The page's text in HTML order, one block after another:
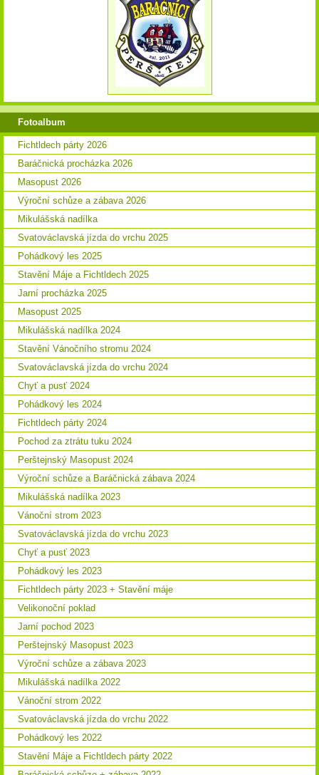
Fotoalbum
Fichtldech párty 2026
Baráčnická procházka 2026
Masopust 2026
Výroční schůze a zábava 2026
Mikulášská nadílka
Svatováclavská jízda do vrchu 2025
Pohádkový les 2025
Stavění Máje a Fichtldech 2025
Jarní procházka 2025
Masopust 2025
Mikulášská nadílka 2024
Stavění Vánočního stromu 2024
Svatováclavská jízda do vrchu 2024
Chyť a pusť 2024
Pohádkový les 2024
Fichtldech párty 2024
Pochod za ztrátu tuku 2024
Perštejnský Masopust 2024
Výroční schůze a Baráčnická zábava 2024
Mikulášská nadílka 2023
Vánoční strom 2023
Svatováclavská jízda do vrchu 2023
Chyť a pusť 2023
Pohádkový les 2023
Fichtldech párty 2023 + Stavění máje
Velikonoční poklad
Jarní pochod 2023
Perštejnský Masopust 2023
Výroční schůze a zábava 2023
Mikulášská nadílka 2022
Vánoční strom 2022
Svatováclavská jízda do vrchu 2022
Pohádkový les 2022
Stavění Máje a Fichtldech párty 2022